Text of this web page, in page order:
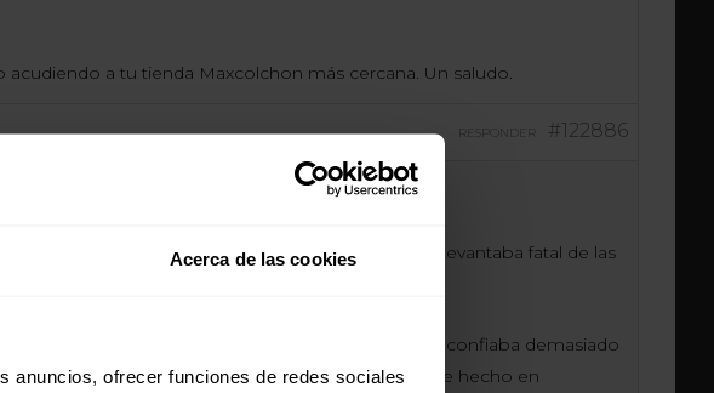
Acerca de las cookies
anuncios, ofrecer funciones de redes sociales
a tu tienda Maxcolchon más cercana. Un saludo.
#122886
RESPONDER
sin almohada. Sin embargo, últimamente me levantaba fatal de las
la almohada ergonómica. Al principio no confiaba demasiado
que decir que ha sido la mejor compra que he hecho en